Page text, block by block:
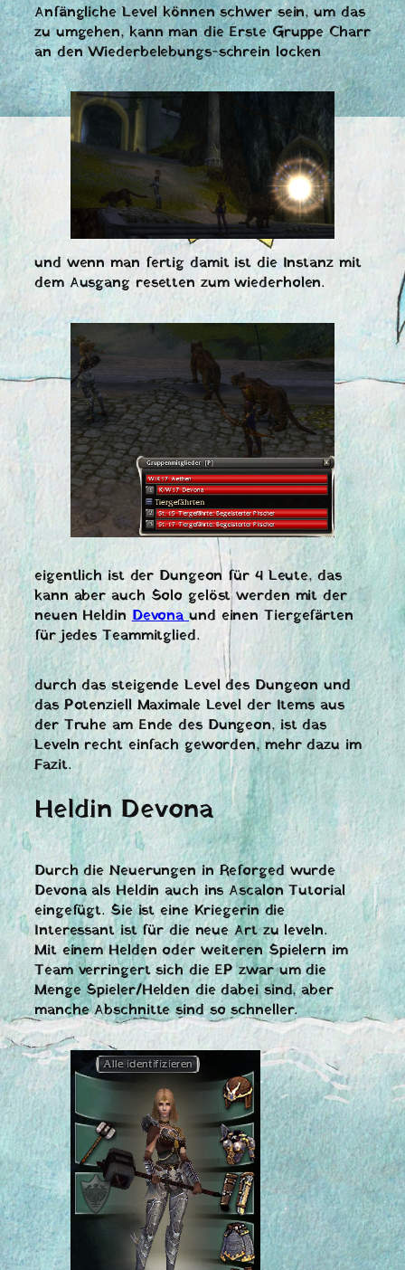
Anfängliche Level können schwer sein, um das
zu umgehen, kann man die Erste Gruppe Charr
an den Wiederbelebungs-schrein locken
und wenn man fertig damit ist die Instanz mit
dem Ausgang resetten zum wiederholen.
eigentlich ist der Dungeon für 4 Leute, das
kann aber auch Solo gelöst werden mit der
neuen HeldinDevonaund einen Tiergefärten
für jedes Teammitglied.
durch das steigende Level des Dungeon und
das Potenziell Maximale Level der Items aus
der Truhe am Ende des Dungeon, ist das
Leveln recht einfach geworden, mehr dazu im
Fazit.
Heldin Devona
Durch die Neuerungen in Reforged wurde
Devona als Heldin auch ins Ascalon Tutorial
eingefügt. Sie ist eine Kriegerin die
Interessant ist für die neue Art zu leveln.
Mit einem Helden oder weiteren Spielern im
Team verringert sich die EP zwar um die
Menge Spieler/Helden die dabei sind, aber
manche Abschnitte sind so schneller.